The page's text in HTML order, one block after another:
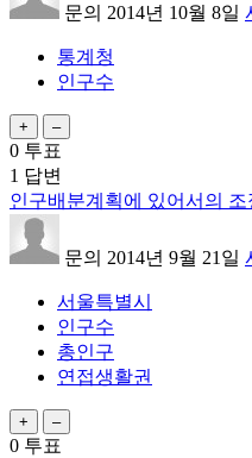
문의 2014년 10월 8일
통계청
인구수
0 투표
1 답변
인구배분계획에 있어서의 조
문의 2014년 9월 21일
서울특별시
인구수
총인구
연접생활권
0 투표